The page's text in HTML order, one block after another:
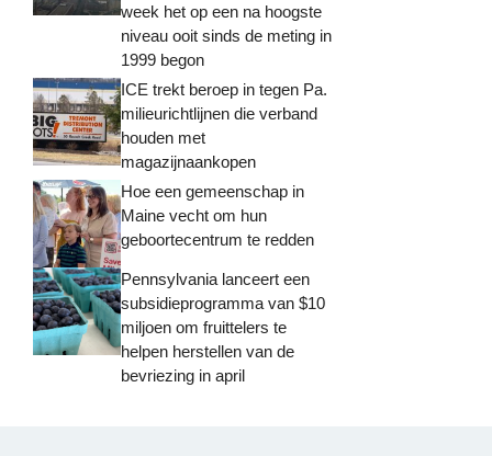
week het op een na hoogste
niveau ooit sinds de meting in
1999 begon
ICE trekt beroep in tegen Pa.
milieurichtlijnen die verband
houden met
magazijnaankopen
Hoe een gemeenschap in
Maine vecht om hun
geboortecentrum te redden
Pennsylvania lanceert een
subsidieprogramma van $10
miljoen om fruittelers te
helpen herstellen van de
bevriezing in april